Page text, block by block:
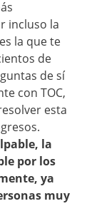
incluso la
la que te
de
de sí
con TOC,
esta
la
por los
ya
muy